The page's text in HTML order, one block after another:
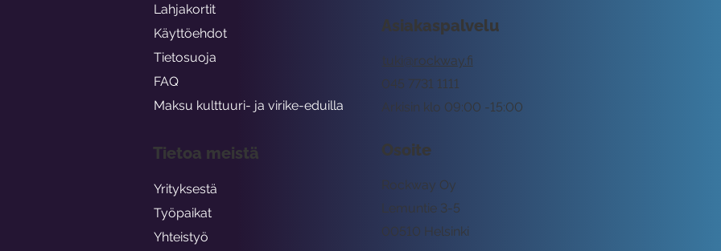
Asiakaspalvelu
tuki@rockway.fi
Arkisin klo 09:00 -15:00
045 7731 1111
Osoite
Rockway Oy
Lemuntie 3-5
00510 Helsinki
Lahjakortit
Käyttöehdot
Tietosuoja
FAQ
Maksu kulttuuri- ja virike-eduilla
Tietoa meistä
Yrityksestä
Työpaikat
Yhteistyö